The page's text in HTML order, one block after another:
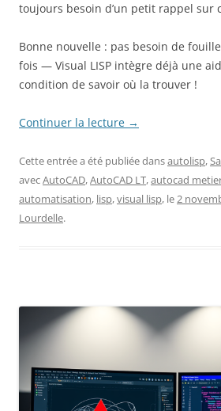
toujours besoin d’un petit rappel sur
Bonne nouvelle : pas besoin de
fois — Visual LISP intègre déjà une
condition de savoir où la trouver !
Continuer la lecture →
Cette entrée a été publiée dansautolisp,
avecAutoCAD,AutoCAD LT,autocad
automatisation, lisp,visual lisp, le2
Lourdelle.